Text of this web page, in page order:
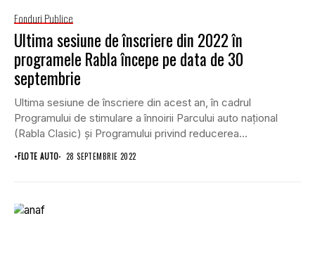
Fonduri Publice
Ultima sesiune de înscriere din 2022 în
programele Rabla începe pe data de 30
septembrie
Ultima sesiune de înscriere din acest an, în cadrul
Programului de stimulare a înnoirii Parcului auto național
(Rabla Clasic) și Programului privind reducerea...
•FLOTE AUTO 28 SEPTEMBRIE 2022